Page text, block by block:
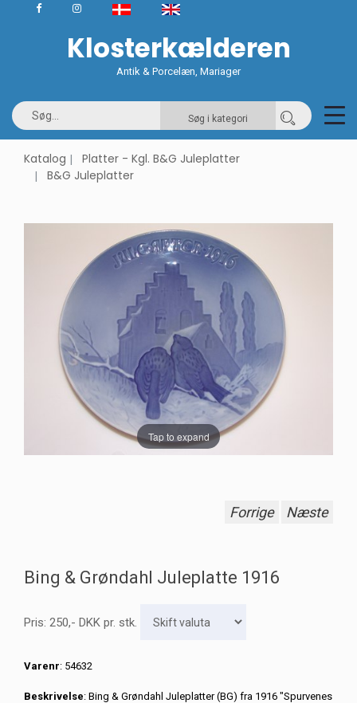
Klosterkælderen
Antik & Porcelæn, Mariager
Søg i kategori
Katalog
Platter - Kgl. B&G Juleplatter
B&G Juleplatter
Tap to expand
Forrige Næste
Bing & Grøndahl Juleplatte 1916
Pris: 250,- DKK pr. stk.
Varenr: 54632
Beskrivelse: Bing & Grøndahl Juleplatter (BG) fra 1916 "Spurvenes